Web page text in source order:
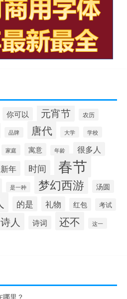
你可以 元宵节 农历
品牌 唐代 大学 学校
家庭 寓意 年龄 很多人
新年 时间 春节
是一种 梦幻西游 汤圆
的是 礼物 红包 考试
诗人 诗词 还不 这一
里？